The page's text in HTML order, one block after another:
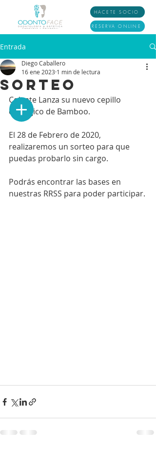
HACETE SOCIO
RESERVA ONLINE
Entrada
Sorteo
Diego Caballero
16 ene 2023 1 min de lectura
Colgate Lanza su nuevo cepillo
ecológico de Bamboo.
El 28 de Febrero de 2020,
realizaremos un sorteo para que
puedas probarlo sin cargo.
Podrás encontrar las bases en
nuestras RRSS para poder participar.